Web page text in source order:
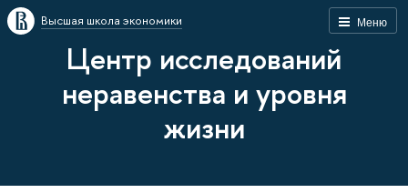
Меню
Высшая школа экономики
Центр исследований
неравенства и уровня
жизни